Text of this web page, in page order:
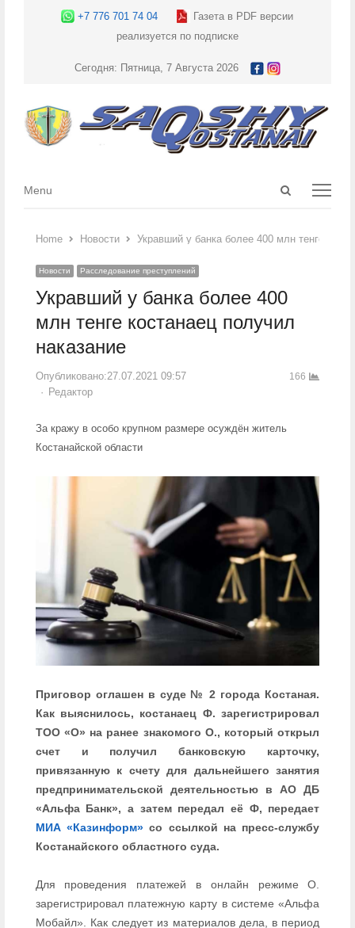
+7 776 701 74 04
Газета в PDF версии
реализуется по подписке
Сегодня: Пятница, 7 Августа 2026
Open
Menu
Menu
Home Новости Укравший у банка более 400 млн тенге
Новости Расследование преступлений
Укравший у банка более 400
млн тенге костанаец получил
наказание
Опубликовано:27.07.2021 09:57
Author
Редактор
166
За кражу в особо крупном размере осуждён житель
Костанайской области
Приговор оглашен в суде № 2 города Костаная.​
Как выяснилось, костанаец Ф. зарегистрировал
ТОО «О» на ранее знакомого О., который открыл
счет и получил банковскую карточку,
привязанную к счету для дальнейшего занятия
предпринимательской деятельностью в АО ДБ
«Альфа Банк», а затем передал её Ф, передает
МИА «Казинформ»со ссылкой на пресс-службу
Костанайского областного суда.
Для проведения платежей в онлайн режиме О.
зарегистрировал платежную карту в системе «Альфа
Мобайл». Как следует из материалов дела, в период